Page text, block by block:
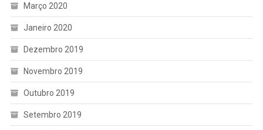
Março 2020
Janeiro 2020
Dezembro 2019
Novembro 2019
Outubro 2019
Setembro 2019